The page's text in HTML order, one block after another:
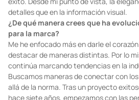
detalles que en la información visual.
¿De qué manera crees que ha
para la marca?
Me he enfocado más en darle el
destacar de maneras distintas. Por lo
continúa marcando tendencias en la
Buscamos maneras de conectar con
allá de la norma. Tras un proyecto
hace siete años, empezamos con las